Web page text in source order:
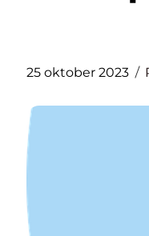
25 oktober 2023